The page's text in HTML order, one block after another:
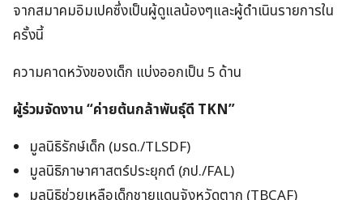
จากสมาคมอิมเปคซึ่งเป็นผู้ดูแลน้องๆและผู้ดำเนินรายการใน
ครั้งนี้
ความคาดหวังของเด็ก แบ่งออกเป็น 5 ด้าน
ผู้ร่วมจัดงาน “ค่ายต้นกล้าพันธุ์ดี TKN”
มูลนิธิรักษ์เด็ก (มรด./TLSDF)
มูลนิธิภาษาศาสตร์ประยุกต์ (ภป./FAL)